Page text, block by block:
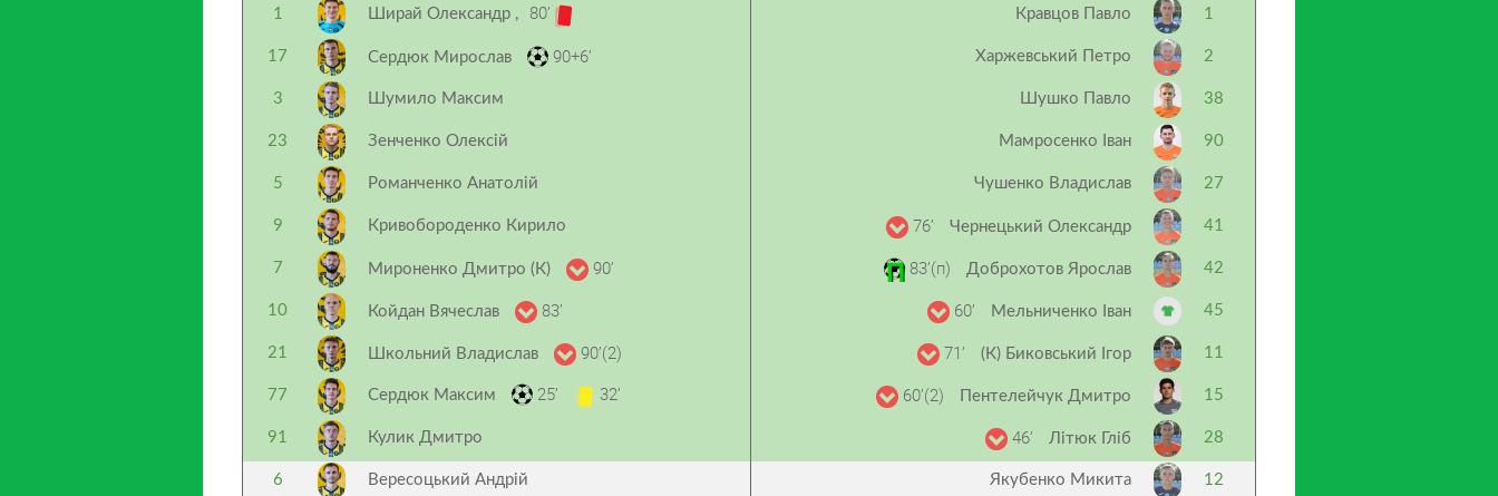
1 Ширай Олександр , 80’ Кравцов Павло 1
17 Сердюк Мирослав 90+6’ Харжевський Петро 2
3 Шумило Максим Шушко Павло 38
23 Зенченко Олексій Мамросенко Іван 90
5 Романченко Анатолій Чушенко Владислав 27
9 Кривобороденко Кирило 76’ Чернецький Олександр 41
7 Мироненко Дмитро (К) 90’ 83’(п) Доброхотов Ярослав 42
10 Койдан Вячеслав 83’ 60’ Мельниченко Іван 45
21 Школьний Владислав 90’(2) 71’ (К) Биковський Ігор 11
77 Сердюк Максим 25’ 32’ 60’(2) Пентелейчук Дмитро 15
91 Кулик Дмитро 46’ Літюк Гліб 28
6 Вересоцький Андрій Якубенко Микита 12